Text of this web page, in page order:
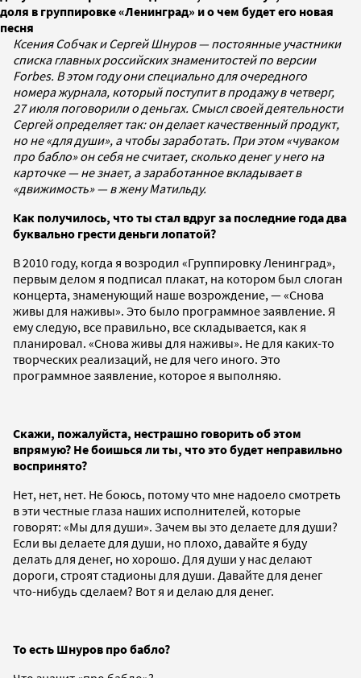
доля в группировке «Ленинград» и о чем будет его новая
песня
Ксения Собчак и Сергей Шнуров — постоянные участники
списка главных российских знаменитостей по версии
Forbes. В этом году они специально для очередного
номера журнала, который поступит в продажу в четверг,
27 июля поговорили о деньгах. Смысл своей деятельности
Сергей определяет так: он делает качественный продукт,
но не «для души», а чтобы заработать. При этом «чуваком
про бабло» он себя не считает, сколько денег у него на
карточке — не знает, а заработанное вкладывает в
«движимость» — в жену Матильду.
Как получилось, что ты стал вдруг за последние года два
буквально грести деньги лопатой?
В 2010 году, когда я возродил «Группировку Ленинград»,
первым делом я подписал плакат, на котором был слоган
концерта, знаменующий наше возрождение, — «Снова
живы для наживы». Это было программное заявление. Я
ему следую, все правильно, все складывается, как я
планировал. «Снова живы для наживы». Не для каких-то
творческих реализаций, не для чего иного. Это
программное заявление, которое я выполняю.
Скажи, пожалуйста, нестрашно говорить об этом
впрямую? Не боишься ли ты, что это будет неправильно
воспринято?
Нет, нет, нет. Не боюсь, потому что мне надоело смотреть
в эти честные глаза наших исполнителей, которые
говорят: «Мы для души». Зачем вы это делаете для души?
Если вы делаете для души, но плохо, давайте я буду
делать для денег, но хорошо. Для души у нас делают
дороги, строят стадионы для души. Давайте для денег
что-нибудь сделаем? Вот я и делаю для денег.
То есть Шнуров про бабло?